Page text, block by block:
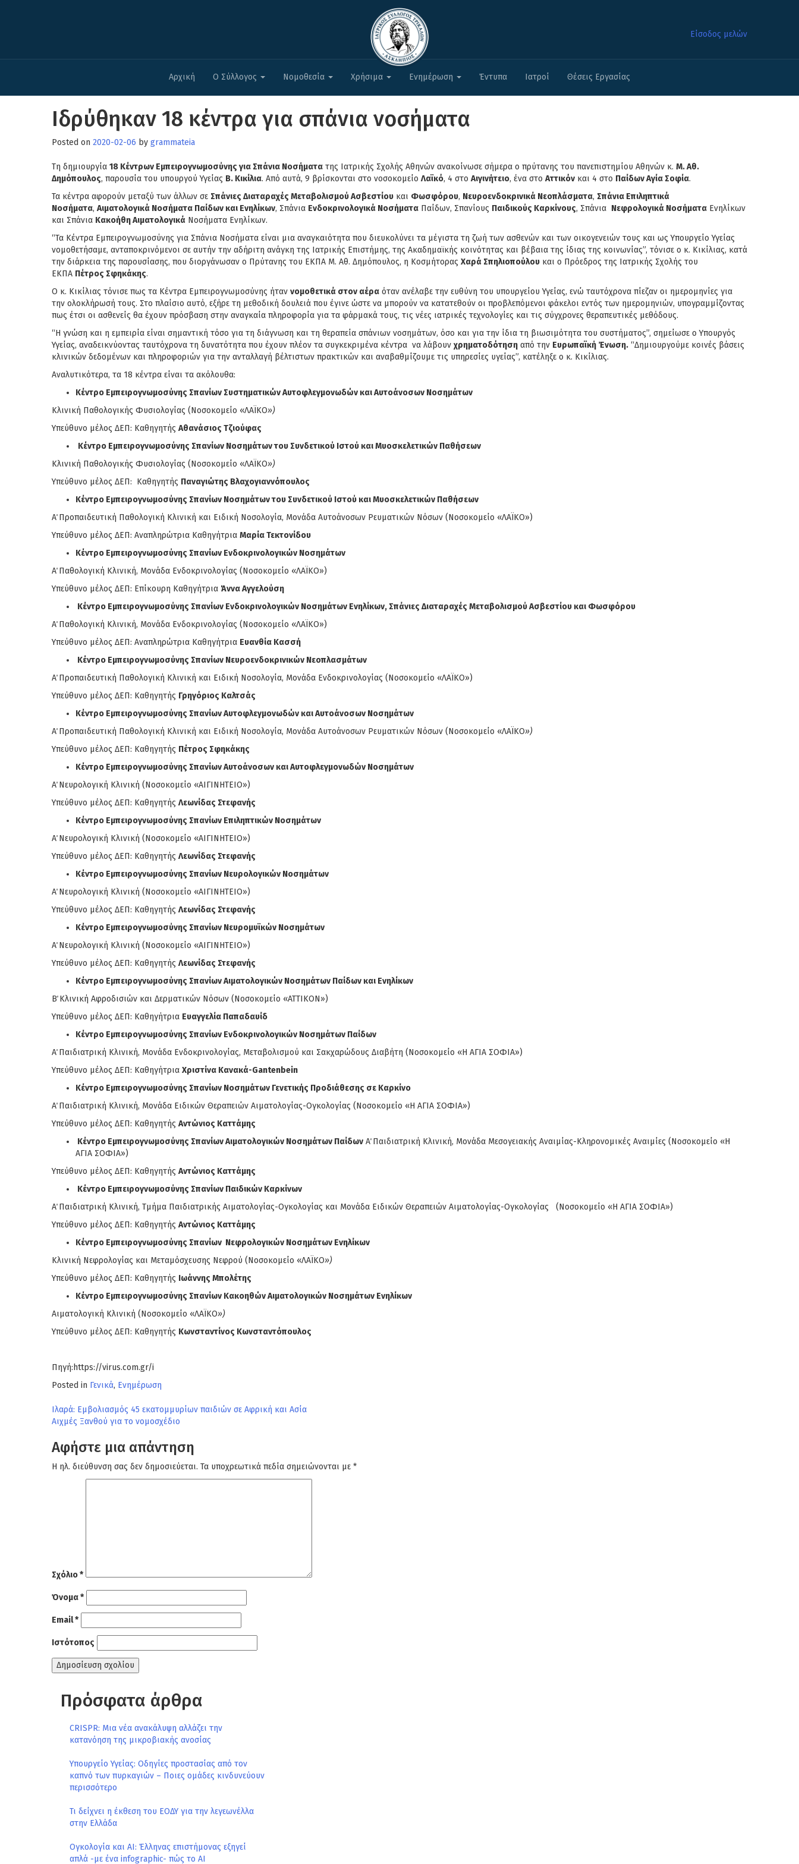
Είσοδος μελών
Αρχική Ο Σύλλογος Νομοθεσία Χρήσιμα Ενημέρωση Έντυπα Ιατροί Θέσεις Εργασίας
Ιδρύθηκαν 18 κέντρα για σπάνια νοσήματα
Posted on 2020-02-06 by grammateia
Τη δημιουργία 18 Κέντρων Εμπειρογνωμοσύνης για Σπάνια Νοσήματα της Ιατρικής Σχολής Αθηνών ανακοίνωσε σήμερα ο πρύτανης του πανεπιστημίου Αθηνών κ. Μ. Αθ.
Δημόπουλος, παρουσία του υπουργού Υγείας Β. Κικίλια. Από αυτά, 9 βρίσκονται στο νοσοκομείο Λαϊκό, 4 στο Αιγινήτειο, ένα στο Αττικόν και 4 στο Παίδων Αγία Σοφία.
Τα κέντρα αφορούν μεταξύ των άλλων σε Σπάνιες Διαταραχές Μεταβολισμού Ασβεστίου και Φωσφόρου, Νευροενδοκρινικά Νεοπλάσματα, Σπάνια Επιληπτικά
Νοσήματα, Αιματολογικά Νοσήματα Παίδων και Ενηλίκων, Σπάνια Ενδοκρινολογικά Νοσήματα Παίδων, Σπανίους Παιδικούς Καρκίνους, Σπάνια Νεφρολογικά Νοσήματα Ενηλίκων
και Σπάνια Κακοήθη Αιματολογικά Νοσήματα Ενηλίκων.
“Τα Κέντρα Εμπειρογνωμοσύνης για Σπάνια Νοσήματα είναι μια αναγκαιότητα που διευκολύνει τα μέγιστα τη ζωή των ασθενών και των οικογενειών τους και ως Υπουργείο Υγείας
νομοθετήσαμε, ανταποκρινόμενοι σε αυτήν την αδήριτη ανάγκη της Ιατρικής Επιστήμης, της Ακαδημαϊκής κοινότητας και βέβαια της ίδιας της κοινωνίας”, τόνισε ο κ. Κικίλιας, κατά
την διάρκεια της παρουσίασης, που διοργάνωσαν ο Πρύτανης του ΕΚΠΑ Μ. Αθ. Δημόπουλος, η Κοσμήτορας Χαρά Σπηλιοπούλου και ο Πρόεδρος της Ιατρικής Σχολής του
ΕΚΠΑ Πέτρος Σφηκάκης.
Ο κ. Κικίλιας τόνισε πως τα Κέντρα Εμπειρογνωμοσύνης ήταν νομοθετικά στον αέρα όταν ανέλαβε την ευθύνη του υπουργείου Υγείας, ενώ ταυτόχρονα πίεζαν οι ημερομηνίες για
την ολοκλήρωσή τους. Στο πλαίσιο αυτό, εξήρε τη μεθοδική δουλειά που έγινε ώστε να μπορούν να κατατεθούν οι προβλεπόμενοι φάκελοι εντός των ημερομηνιών, υπογραμμίζοντας
πως έτσι οι ασθενείς θα έχουν πρόσβαση στην αναγκαία πληροφορία για τα φάρμακά τους, τις νέες ιατρικές τεχνολογίες και τις σύγχρονες θεραπευτικές μεθόδους.
“Η γνώση και η εμπειρία είναι σημαντική τόσο για τη διάγνωση και τη θεραπεία σπάνιων νοσημάτων, όσο και για την ίδια τη βιωσιμότητα του συστήματος”, σημείωσε ο Υπουργός
Υγείας, αναδεικνύοντας ταυτόχρονα τη δυνατότητα που έχουν πλέον τα συγκεκριμένα κέντρα να λάβουν χρηματοδότηση από την Ευρωπαϊκή Ένωση. “Δημιουργούμε κοινές βάσεις
κλινικών δεδομένων και πληροφοριών για την ανταλλαγή βέλτιστων πρακτικών και αναβαθμίζουμε τις υπηρεσίες υγείας”, κατέληξε ο κ. Κικίλιας.
Αναλυτικότερα, τα 18 κέντρα είναι τα ακόλουθα:
Κέντρο Εμπειρογνωμοσύνης Σπανίων Συστηματικών Αυτοφλεγμονωδών και Αυτοάνοσων Νοσημάτων
Κλινική Παθολογικής Φυσιολογίας (Νοσοκομείο «ΛΑΪΚΟ»)
Υπεύθυνο μέλος ΔΕΠ: Καθηγητής Αθανάσιος Τζιούφας
Κέντρο Εμπειρογνωμοσύνης Σπανίων Νοσημάτων του Συνδετικού Ιστού και Μυοσκελετικών Παθήσεων
Κλινική Παθολογικής Φυσιολογίας (Νοσοκομείο «ΛΑΪΚΟ»)
Υπεύθυνο μέλος ΔΕΠ: Καθηγητής Παναγιώτης Βλαχογιαννόπουλος
Κέντρο Εμπειρογνωμοσύνης Σπανίων Νοσημάτων του Συνδετικού Ιστού και Μυοσκελετικών Παθήσεων
Α΄ Προπαιδευτική Παθολογική Κλινική και Ειδική Νοσολογία, Μονάδα Αυτοάνοσων Ρευματικών Νόσων (Νοσοκομείο «ΛΑΪΚΟ»)
Υπεύθυνο μέλος ΔΕΠ: Αναπληρώτρια Καθηγήτρια Μαρία Τεκτονίδου
Κέντρο Εμπειρογνωμοσύνης Σπανίων Ενδοκρινολογικών Νοσημάτων
Α΄ Παθολογική Κλινική, Μονάδα Ενδοκρινολογίας (Νοσοκομείο «ΛΑΪΚΟ»)
Υπεύθυνο μέλος ΔΕΠ: Επίκουρη Καθηγήτρια Άννα Αγγελούση
Κέντρο Εμπειρογνωμοσύνης Σπανίων Ενδοκρινολογικών Νοσημάτων Ενηλίκων, Σπάνιες Διαταραχές Μεταβολισμού Ασβεστίου και Φωσφόρου
Α΄ Παθολογική Κλινική, Μονάδα Ενδοκρινολογίας (Νοσοκομείο «ΛΑΪΚΟ»)
Υπεύθυνο μέλος ΔΕΠ: Αναπληρώτρια Καθηγήτρια Ευανθία Κασσή
Κέντρο Εμπειρογνωμοσύνης Σπανίων Νευροενδοκρινικών Νεοπλασμάτων
Α΄ Προπαιδευτική Παθολογική Κλινική και Ειδική Νοσολογία, Μονάδα Ενδοκρινολογίας (Νοσοκομείο «ΛΑΪΚΟ»)
Υπεύθυνο μέλος ΔΕΠ: Καθηγητής Γρηγόριος Καλτσάς
Κέντρο Εμπειρογνωμοσύνης Σπανίων Αυτοφλεγμονωδών και Αυτοάνοσων Νοσημάτων
Α΄ Προπαιδευτική Παθολογική Κλινική και Ειδική Νοσολογία, Μονάδα Αυτοάνοσων Ρευματικών Νόσων (Νοσοκομείο «ΛΑΪΚΟ»)
Υπεύθυνο μέλος ΔΕΠ: Καθηγητής Πέτρος Σφηκάκης
Κέντρο Εμπειρογνωμοσύνης Σπανίων Αυτοάνοσων και Αυτοφλεγμονωδών Νοσημάτων
Α΄ Νευρολογική Κλινική (Νοσοκομείο «ΑΙΓΙΝΗΤΕΙΟ»)
Υπεύθυνο μέλος ΔΕΠ: Καθηγητής Λεωνίδας Στεφανής
Κέντρο Εμπειρογνωμοσύνης Σπανίων Επιληπτικών Νοσημάτων
Α΄ Νευρολογική Κλινική (Νοσοκομείο «ΑΙΓΙΝΗΤΕΙΟ»)
Υπεύθυνο μέλος ΔΕΠ: Καθηγητής Λεωνίδας Στεφανής
Κέντρο Εμπειρογνωμοσύνης Σπανίων Νευρολογικών Νοσημάτων
Α΄ Νευρολογική Κλινική (Νοσοκομείο «ΑΙΓΙΝΗΤΕΙΟ»)
Υπεύθυνο μέλος ΔΕΠ: Καθηγητής Λεωνίδας Στεφανής
Κέντρο Εμπειρογνωμοσύνης Σπανίων Νευρομυϊκών Νοσημάτων
Α΄ Νευρολογική Κλινική (Νοσοκομείο «ΑΙΓΙΝΗΤΕΙΟ»)
Υπεύθυνο μέλος ΔΕΠ: Καθηγητής Λεωνίδας Στεφανής
Κέντρο Εμπειρογνωμοσύνης Σπανίων Αιματολογικών Νοσημάτων Παίδων και Ενηλίκων
Β΄ Κλινική Αφροδισιών και Δερματικών Νόσων (Νοσοκομείο «ΑΤΤΙΚΟΝ»)
Υπεύθυνο μέλος ΔΕΠ: Καθηγήτρια Ευαγγελία Παπαδαυίδ
Κέντρο Εμπειρογνωμοσύνης Σπανίων Ενδοκρινολογικών Νοσημάτων Παίδων
Α΄ Παιδιατρική Κλινική, Μονάδα Ενδοκρινολογίας, Μεταβολισμού και Σακχαρώδους Διαβήτη (Νοσοκομείο «Η ΑΓΙΑ ΣΟΦΙΑ»)
Υπεύθυνο μέλος ΔΕΠ: Καθηγήτρια Χριστίνα Κανακά-Gantenbein
Κέντρο Εμπειρογνωμοσύνης Σπανίων Νοσημάτων Γενετικής Προδιάθεσης σε Καρκίνο
Α΄ Παιδιατρική Κλινική, Μονάδα Ειδικών Θεραπειών Αιματολογίας-Ογκολογίας (Νοσοκομείο «Η ΑΓΙΑ ΣΟΦΙΑ»)
Υπεύθυνο μέλος ΔΕΠ: Καθηγητής Αντώνιος Καττάμης
Κέντρο Εμπειρογνωμοσύνης Σπανίων Αιματολογικών Νοσημάτων Παίδων Α΄ Παιδιατρική Κλινική, Μονάδα Μεσογειακής Αναιμίας-Κληρονομικές Αναιμίες (Νοσοκομείο «Η
ΑΓΙΑ ΣΟΦΙΑ»)
Υπεύθυνο μέλος ΔΕΠ: Καθηγητής Αντώνιος Καττάμης
Κέντρο Εμπειρογνωμοσύνης Σπανίων Παιδικών Καρκίνων
Α΄ Παιδιατρική Κλινική, Τμήμα Παιδιατρικής Αιματολογίας-Ογκολογίας και Μονάδα Ειδικών Θεραπειών Αιματολογίας-Ογκολογίας (Νοσοκομείο «Η ΑΓΙΑ ΣΟΦΙΑ»)
Υπεύθυνο μέλος ΔΕΠ: Καθηγητής Αντώνιος Καττάμης
Κέντρο Εμπειρογνωμοσύνης Σπανίων Νεφρολογικών Νοσημάτων Ενηλίκων
Κλινική Νεφρολογίας και Μεταμόσχευσης Νεφρού (Νοσοκομείο «ΛΑΪΚΟ»)
Υπεύθυνο μέλος ΔΕΠ: Καθηγητής Ιωάννης Μπολέτης
Κέντρο Εμπειρογνωμοσύνης Σπανίων Κακοηθών Αιματολογικών Νοσημάτων Ενηλίκων
Αιματολογική Κλινική (Νοσοκομείο «ΛΑΪΚΟ»)
Υπεύθυνο μέλος ΔΕΠ: Καθηγητής Κωνσταντίνος Κωνσταντόπουλος
Πηγή:https://virus.com.gr/i
Posted in Γενικά, Ενημέρωση
Πλοήγηση
άρθρων
Ιλαρά: Εμβολιασμός 45 εκατομμυρίων παιδιών σε Αφρική και Ασία
Αιχμές Ξανθού για το νομοσχέδιο
Αφήστε μια απάντηση
Η ηλ. διεύθυνση σας δεν δημοσιεύεται. Τα υποχρεωτικά πεδία σημειώνονται με *
Σχόλιο*
Όνομα*
Email*
Ιστότοπος
Πρόσφατα άρθρα
CRISPR: Μια νέα ανακάλυψη αλλάζει την
κατανόηση της μικροβιακής ανοσίας
Υπουργείο Υγείας: Οδηγίες προστασίας από τον
καπνό των πυρκαγιών – Ποιες ομάδες κινδυνεύουν
περισσότερο
Τι δείχνει η έκθεση του ΕΟΔΥ για την λεγεωνέλλα
στην Ελλάδα
Ογκολογία και AI: Έλληνας επιστήμονας εξηγεί
απλά -με ένα infographic- πώς το AI